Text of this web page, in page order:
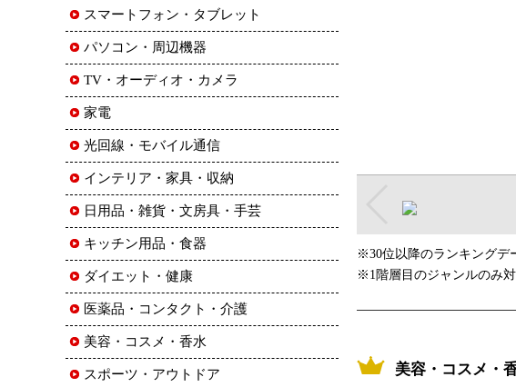
※30位以降のランキングデ
※1階層目のジャンルのみ
美容・コスメ・
スマートフォン・タブレット
パソコン・周辺機器
TV・オーディオ・カメラ
家電
光回線・モバイル通信
インテリア・家具・収納
日用品・雑貨・文房具・手芸
キッチン用品・食器
ダイエット・健康
医薬品・コンタクト・介護
美容・コスメ・香水
スポーツ・アウトドア